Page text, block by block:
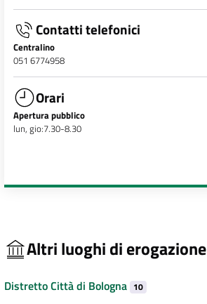
Contatti telefonici
Centralino
051 6774958
Orari
Apertura pubblico
lun, gio:7.30-8.30
Altri luoghi di erogazione
Distretto Città di Bologna 10